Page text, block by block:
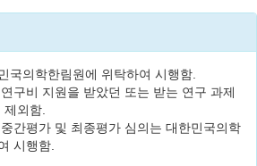
국의학한림원에 위탁하여 시행함.
구비 지원을 받았던 또는 받는 연구 과제
외함.
간평가 및 최종평가 심의는 대한민국의학
시행함.